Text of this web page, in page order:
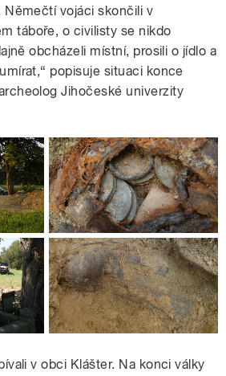
vojáci skončili v
táboře, o civilisty se nikdo
obcházeli místní, prosili o jídlo a
popisuje situaci konce
Jihočeské univerzity
v obci Klášter. Na konci války